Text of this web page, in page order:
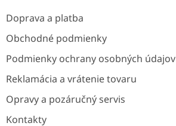
Doprava a platba
Obchodné podmienky
Podmienky ochrany osobných údajov
Reklamácia a vrátenie tovaru
Opravy a pozáručný servis
Kontakty